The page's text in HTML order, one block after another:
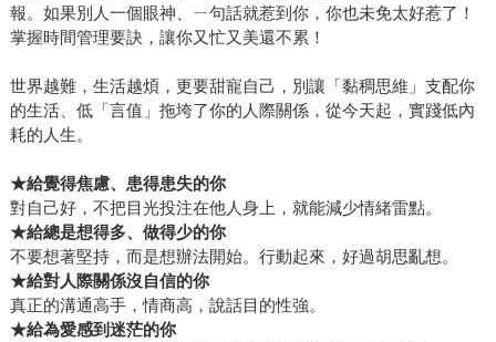
報。如果別人一個眼神、ㄧ句話就惹到你，你也未免太好惹了！
掌握時間管理要訣，讓你又忙又美還不累！
世界越難，生活越煩，更要甜寵自己，別讓「黏稠思維」支配你
的生活、低「言值」拖垮了你的人際關係，從今天起，實踐低內
耗的人生。
★給覺得焦慮、患得患失的你
對自己好，不把目光投注在他人身上，就能減少情緒雷點。
★給總是想得多、做得少的你
不要想著堅持，而是想辦法開始。行動起來，好過胡思亂想。
★給對人際關係沒自信的你
真正的溝通高手，情商高，說話目的性強。
★給為愛感到迷茫的你